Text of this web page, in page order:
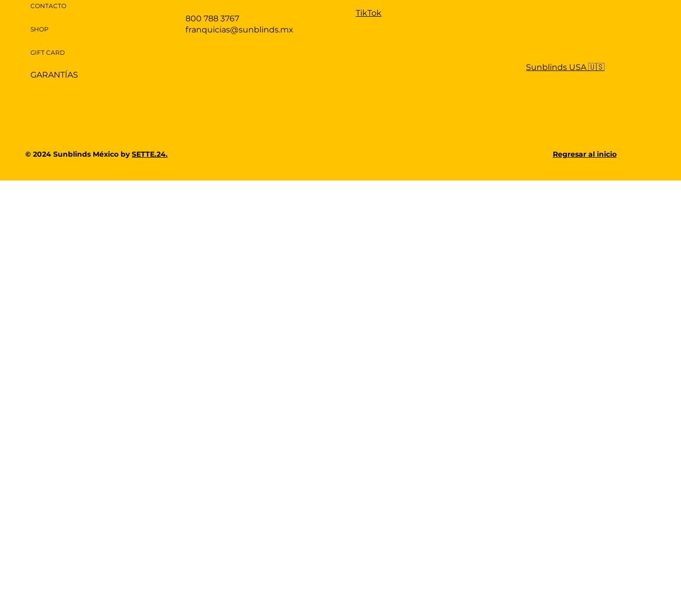
CONTACTO
SHOP
GIFT CARD
GARANTÍAS
800 788 3767
franquicias@sunblinds.mx
TikTok
Sunblinds USA 🇺🇸
© 2024 Sunblinds México bySETTE.24. Regresar al inicio